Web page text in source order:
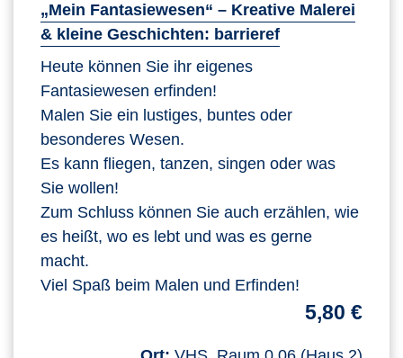
„Mein Fantasiewesen“ – Kreative Malerei
& kleine Geschichten: barrieref
Heute können Sie ihr eigenes
Fantasiewesen erfinden!
Malen Sie ein lustiges, buntes oder
besonderes Wesen.
Es kann fliegen, tanzen, singen oder was
Sie wollen!
Zum Schluss können Sie auch erzählen, wie
es heißt, wo es lebt und was es gerne
macht.
Viel Spaß beim Malen und Erfinden!
5,80 €